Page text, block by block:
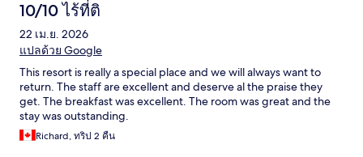
10/10 ไร้ที่ติ
22 เม.ย. 2026
แปลด้วย Google
This resort is really a special place and we will always want to
return. The staff are excellent and deserve al the praise they
get. The breakfast was excellent. The room was great and the
stay was outstanding.
Richard, ทริป 2 คืน